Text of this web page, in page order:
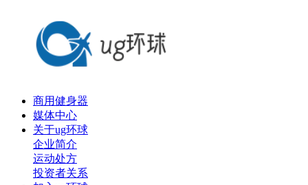
商用健身器
媒体中心
关于ug环球
企业简介
运动处方
投资者关系